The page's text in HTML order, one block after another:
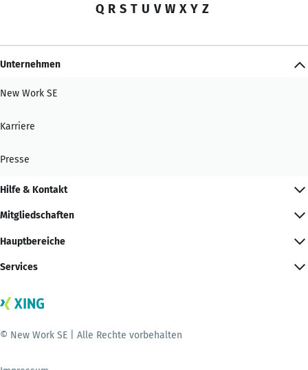
Q R S T U V W X Y Z
Unternehmen
New Work SE
Karriere
Presse
Hilfe & Kontakt
Mitgliedschaften
Hauptbereiche
Services
© New Work SE | Alle Rechte vorbehalten